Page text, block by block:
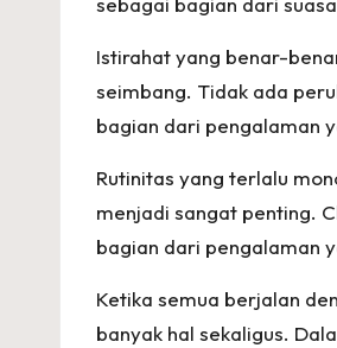
a
n
g
et
Istirahat yang benar-
seimbang. Tidak ada
bagian dari pengalaman
Rutinitas yang terlalu
menjadi sangat penting.
bagian dari pengalaman
Ketika semua berjalan
banyak hal sekaligus.